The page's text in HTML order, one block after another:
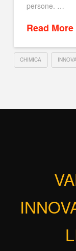
persone. …
Read More
CHIMICA